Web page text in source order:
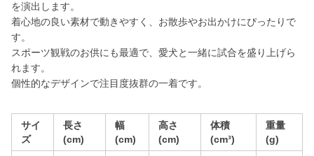
を演出します。
着心地の良い素材で動きやすく、お散歩やお出かけにぴったりで
す。
スポーツ観戦のお供にも最適で、愛犬と一緒に試合を盛り上げら
れます。
個性的なデザインで注目度抜群の一着です。
サイ
ズ
長さ
(cm)
幅
(cm)
高さ
(cm)
体積
(cm³)
重量
(g)